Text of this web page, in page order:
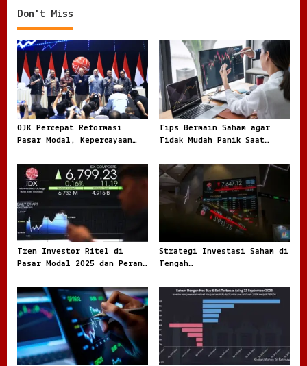
n
a
v
i
g
a
t
i
o
n
Don't Miss
OJK Percepat Reformasi
Pasar Modal, Kepercayaan
Tips Bermain Saham agar
Tidak Mudah Panik Saat
Tren Investor Ritel di
Pasar Modal 2025 dan Peran
Keputusan
Strategi Investasi Saham di
Tengah
Praktis bagi Investor yang
Ingin Bertahan dan Tetap
Bertumbuh